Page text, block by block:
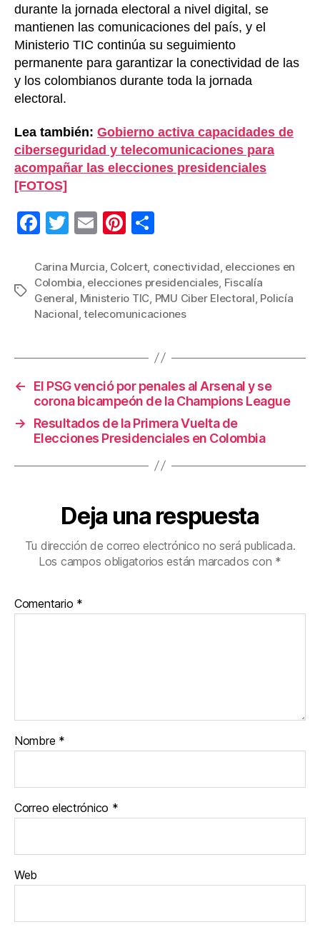
durante la jornada electoral a nivel digital, se
mantienen las comunicaciones del país, y el
Ministerio TIC continúa su seguimiento
permanente para garantizar la conectividad de las
y los colombianos durante toda la jornada
electoral.
Lea también: Gobierno activa capacidades de
ciberseguridad y telecomunicaciones para
acompañar las elecciones presidenciales
[FOTOS]
F
c
e
b
o
k
T
tt
er
E
ail
Pi
er
e
st
m
p
ar
Etiquetas
Carina Murcia, Colcert, conectividad, elecciones en
Colombia, elecciones presidenciales, Fiscalía
General, Ministerio TIC, PMU Ciber Electoral, Policía
Nacional,telecomunicaciones
←
El PSG venció por penales al Arsenal y se
corona bicampeón de la Champions League
→
Resultados de la Primera Vuelta de
Elecciones Presidenciales en Colombia
Deja una respuesta
Tu dirección de correo electrónico no será publicada.
Los campos obligatorios están marcados con *
Comentario *
Nombre *
Correo electrónico *
Web